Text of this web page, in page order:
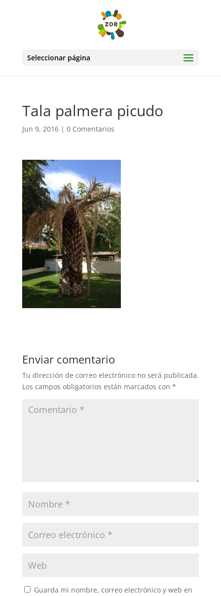
Seleccionar página
Tala palmera picudo
Jun 9, 2016| 0 Comentarios
Enviar comentario
Tu dirección de correo electrónico no será publicada.
Los campos obligatorios están marcados con *
Guarda mi nombre, correo electrónico y web en